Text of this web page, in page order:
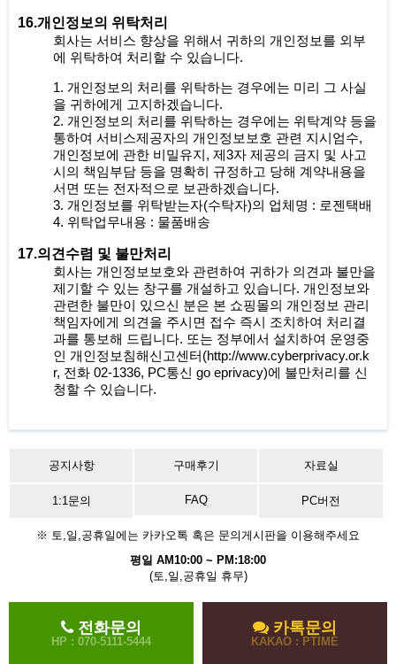
16.개인정보의 위탁처리
회사는 서비스 향상을 위해서 귀하의 개인정보를 외부
에 위탁하여 처리할 수 있습니다.
1. 개인정보의 처리를 위탁하는 경우에는 미리 그 사실
을 귀하에게 고지하겠습니다.
2. 개인정보의 처리를 위탁하는 경우에는 위탁계약 등을
통하여 서비스제공자의 개인정보보호 관련 지시엄수,
개인정보에 관한 비밀유지, 제3자 제공의 금지 및 사고
시의 책임부담 등을 명확히 규정하고 당해 계약내용을
서면 또는 전자적으로 보관하겠습니다.
3. 개인정보를 위탁받는자(수탁자)의 업체명 : 로젠택배
4. 위탁업무내용 : 물품배송
17.의견수렴 및 불만처리
회사는 개인정보보호와 관련하여 귀하가 의견과 불만을
제기할 수 있는 창구를 개설하고 있습니다. 개인정보와
관련한 불만이 있으신 분은 본 쇼핑몰의 개인정보 관리
책임자에게 의견을 주시면 접수 즉시 조치하여 처리결
과를 통보해 드립니다. 또는 정부에서 설치하여 운영중
인 개인정보침해신고센터(http://www.cyberprivacy.or.k
r, 전화 02-1336, PC통신 go eprivacy)에 불만처리를 신
청할 수 있습니다.
공지사항 구매후기 자료실
1:1문의 FAQ PC버전
※ 토,일,공휴일에는 카카오톡 혹은 문의게시판을 이용해주세요
평일 AM10:00 ~ PM:18:00
(토,일,공휴일 휴무)
전화문의
HP : 070-5111-5444
카톡문의
KAKAO : PTIME